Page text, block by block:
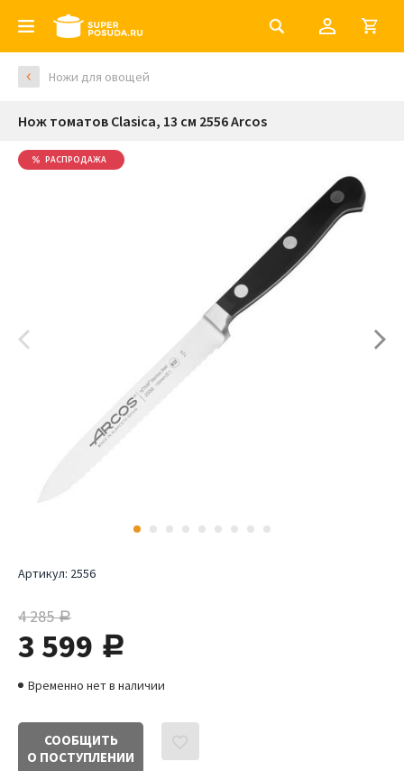
Ножи для овощей
Нож томатов Clasica, 13 см 2556 Arcos
РАСПРОДАЖА
Артикул: 2556
4 285руб.
3 599 руб.
Временно нет в наличии
СООБЩИТЬ
О ПОСТУПЛЕНИИ